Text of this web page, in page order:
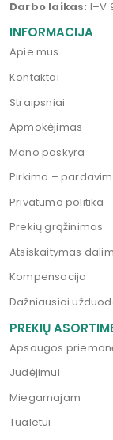
Darbo laikas: I–V
INFORMACIJA
Apie mus
Kontaktai
Straipsniai
Apmokėjimas
Mano paskyra
Pirkimo –
Privatumo politika
Prekių grąžinimas
Atsiskaitymas
Kompensacija
Dažniausiai
PREKIŲ
Apsaugos
Judėjimui
Miegamajam
Tualetui